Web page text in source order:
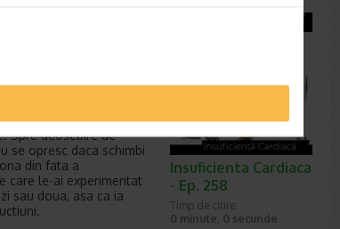
uita. Cu fiecare
Spre deosebire de
se opresc daca schimbi
din fata a
care le-ai experimentat
sau doua, asa ca ia
Insuficienta Cardiaca
- Ep. 258
Timp de citire:
0 minute, 0 secunde